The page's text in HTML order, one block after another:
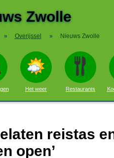
Zwolle
» Overijssel » Nieuws Zwolle
Het weer Restaurants
reistas
open’